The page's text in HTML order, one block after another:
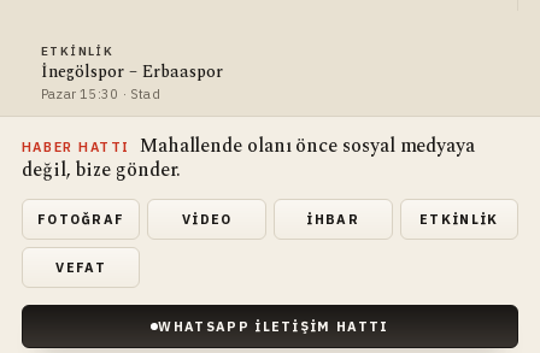
ETKINLIK
İnegölspor – Erbaaspor
Pazar 15:30 · Stad
HABER HATTI
Mahallende olanı önce sosyal medyaya
değil, bize gönder.
FOTOĞRAF VIDEO İHBAR ETKINLIK
VEFAT
WHATSAPP İLETIŞIM HATTI